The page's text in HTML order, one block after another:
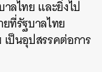
ลไทย และยิ่งไป
ที่รัฐบาลไทย
ป็นอุปสรรคต่อการ